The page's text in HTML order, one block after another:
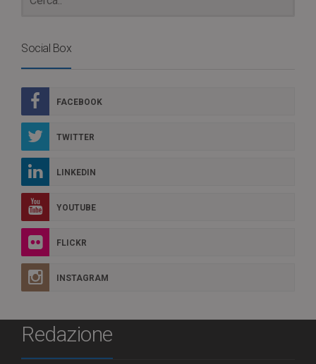
Social Box
FACEBOOK
TWITTER
LINKEDIN
YOUTUBE
FLICKR
INSTAGRAM
Redazione